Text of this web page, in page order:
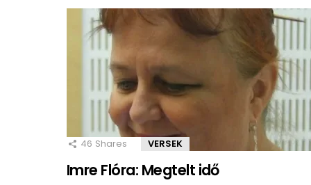
46 Shares VERSEK
Imre Flóra: Megtelt idő